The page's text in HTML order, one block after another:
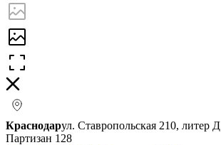
Краснодарул. Ставропольская 210, литер Д
Партизан 128